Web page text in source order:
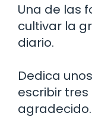
Una de las
cultivar la
diario.
Dedica
escribir
agradecido.